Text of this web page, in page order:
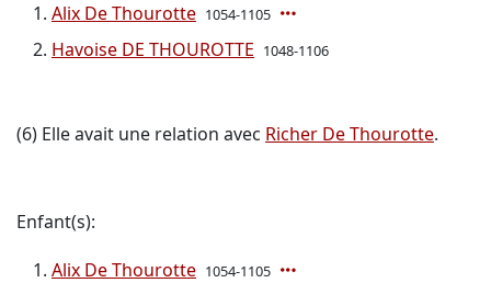
Alix De Thourotte 1054-1105
Havoise DE THOUROTTE 1048-1106
(6) Elle avait une relation avec Richer De Thourotte.
Enfant(s):
Alix De Thourotte 1054-1105